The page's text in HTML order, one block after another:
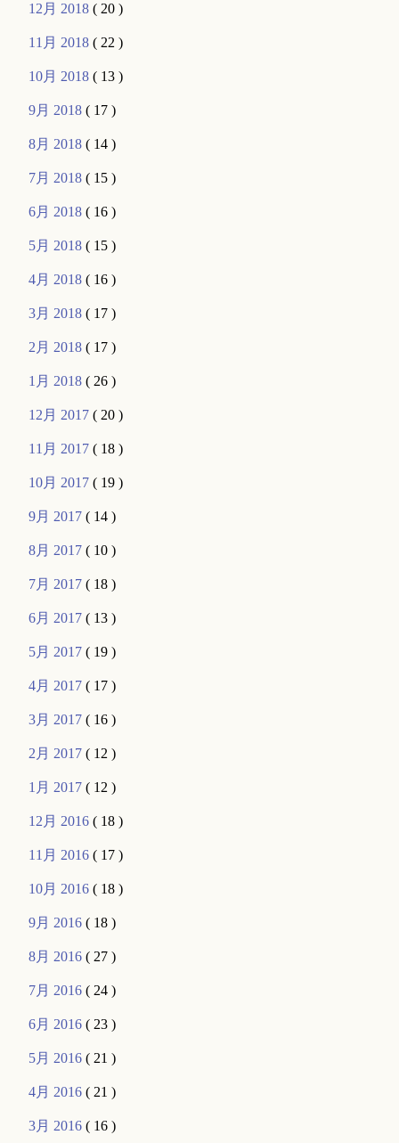
12月 2018( 20 )
11月 2018( 22 )
10月 2018( 13 )
9月 2018( 17 )
8月 2018( 14 )
7月 2018( 15 )
6月 2018( 16 )
5月 2018( 15 )
4月 2018( 16 )
3月 2018( 17 )
2月 2018( 17 )
1月 2018( 26 )
12月 2017( 20 )
11月 2017( 18 )
10月 2017( 19 )
9月 2017( 14 )
8月 2017( 10 )
7月 2017( 18 )
6月 2017( 13 )
5月 2017( 19 )
4月 2017( 17 )
3月 2017( 16 )
2月 2017( 12 )
1月 2017( 12 )
12月 2016( 18 )
11月 2016( 17 )
10月 2016( 18 )
9月 2016( 18 )
8月 2016( 27 )
7月 2016( 24 )
6月 2016( 23 )
5月 2016( 21 )
4月 2016( 21 )
3月 2016( 16 )